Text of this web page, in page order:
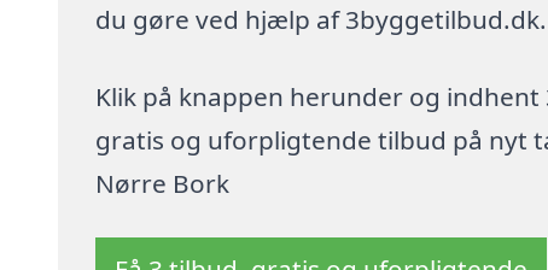
du gøre ved hjælp af 3byggetilbud.dk.
Klik på knappen herunder og indhent
gratis og uforpligtende tilbud på nyt
Nørre Bork